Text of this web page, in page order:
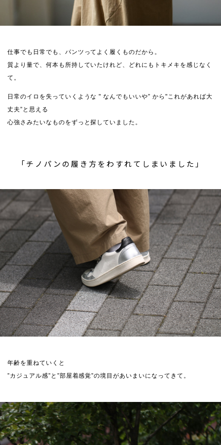
仕事でも日常でも、パンツってよく履くものだから。
質より量で、何本も所持していたけれど、どれにもトキメキを感じなく
て。
日常のイロを失っていくような " なんでもいいや” から"これがあれば大
丈夫”と思える
心強さみたいなものをずっと探していました。
「チノパンの履き方をわすれてしまいました」
年齢を重ねていくと
”カジュアル感”と”部屋着感覚”の境目があいまいになってきて。